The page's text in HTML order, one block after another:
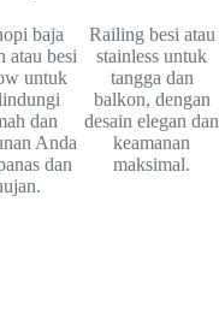
baja
atau besi
untuk
dan
Anda
dan
Railing besi atau
stainless untuk
tangga dan
balkon, dengan
desain elegan dan
keamanan
maksimal.